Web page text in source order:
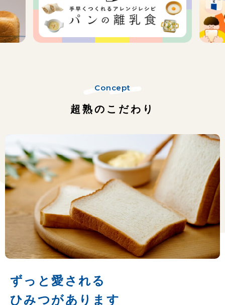
Concept
超熟のこだわり
ずっと愛される
ひみつがあります